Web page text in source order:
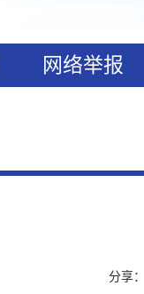
网络举报
分享：